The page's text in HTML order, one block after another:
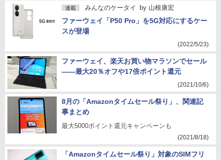
連載 みんなのケータイ by 山根康宏
ファーウェイ「P50 Pro」を5G対応にするケー
スが登場
(2022/5/23)
ファーウェイ、楽天お買い物マラソンでセール
――最大20％オフや17倍ポイント還元
(2021/10/6)
8月の「Amazonタイムセール祭り」、関連記
事まとめ
最大5000ポイント還元キャンペーンも
(2021/8/18)
「Amazonタイムセール祭り」対象のSIMフリ